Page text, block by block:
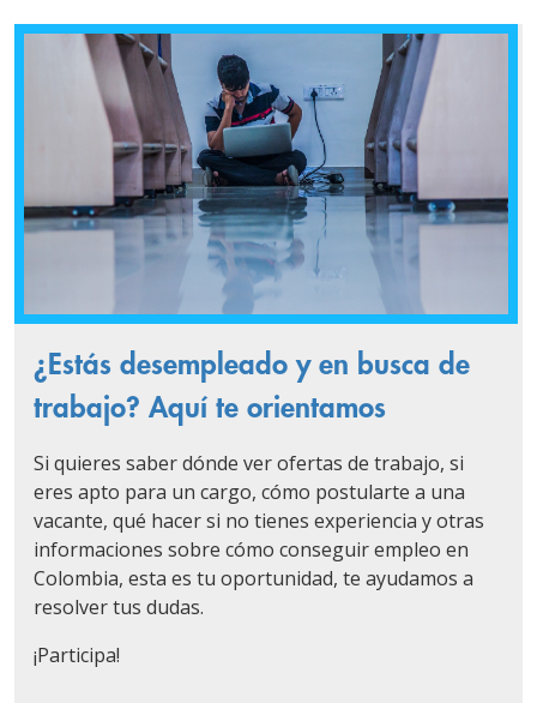
¿Estás desempleado y en busca de
trabajo? Aquí te orientamos
Si quieres saber dónde ver ofertas de trabajo, si
eres apto para un cargo, cómo postularte a una
vacante, qué hacer si no tienes experiencia y otras
informaciones sobre cómo conseguir empleo en
Colombia, esta es tu oportunidad, te ayudamos a
resolver tus dudas.
¡Participa!